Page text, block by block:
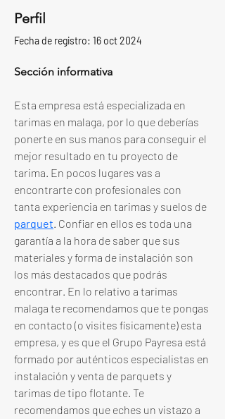
Perfil
Fecha de registro: 16 oct 2024
Sección informativa
Esta empresa está especializada en
tarimas en malaga, por lo que deberías
ponerte en sus manos para conseguir el
mejor resultado en tu proyecto de
tarima. En pocos lugares vas a
encontrarte con profesionales con
tanta experiencia en tarimas y suelos de
parquet. Confiar en ellos es toda una
garantía a la hora de saber que sus
materiales y forma de instalación son
los más destacados que podrás
encontrar. En lo relativo a tarimas
malaga te recomendamos que te pongas
en contacto (o visites físicamente) esta
empresa, y es que el Grupo Payresa está
formado por auténticos especialistas en
instalación y venta de parquets y
tarimas de tipo flotante. Te
recomendamos que eches un vistazo a